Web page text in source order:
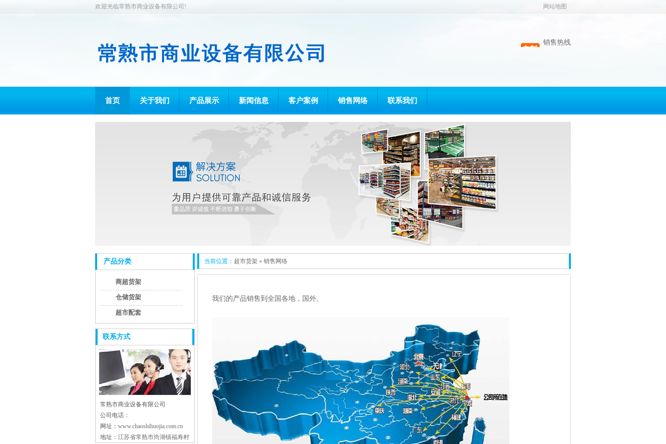
网站地图
欢迎光临常熟市商业设备有限公司!
销售热线
首页 关于我们 产品展示 新闻信息 客户案例 销售网络 联系我们
产品分类
商超货架
仓储货架
超市配套
联系方式
常熟市商业设备有限公司
公司电话：
网址： www.chaoshihuojia.com.cn
地址： 江苏省常熟市尚湖镇福寿村
当前位置： 超市货架 » 销售网络
我们的产品销售到全国各地，国外。